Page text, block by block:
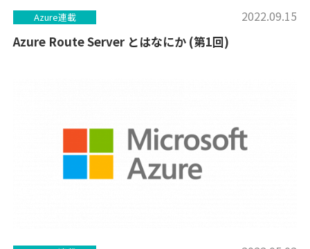
Azure連載 2022.09.15
Azure Route Server とはなにか (第1回)